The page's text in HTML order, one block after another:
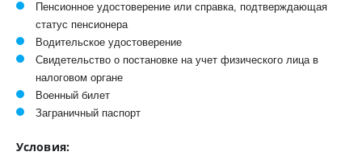
Пенсионное удостоверение или справка, подтверждающая
статус пенсионера
Водительское удостоверение
Свидетельство о постановке на учет физического лица в
налоговом органе
Военный билет
Заграничный паспорт
Условия: